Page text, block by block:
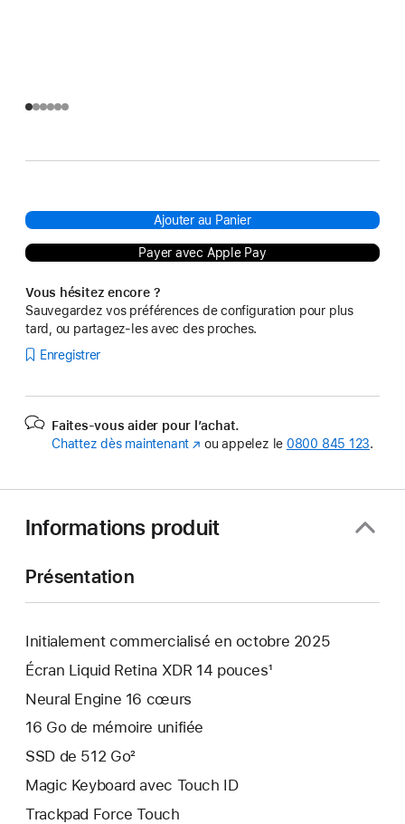
Ajouter au Panier
Payer avec Apple Pay
Vous hésitez encore ?
Sauvegardez vos préférences de configuration pour plus
tard, ou partagez-les avec des proches.
Enregistrer
Faites-vous aider pour l’achat.
Chattez dès maintenant (s’ouvre
ou appelez le 0800 845 123.
Informations produit
Présentation
Initialement commercialisé en octobre 2025
Écran Liquid Retina XDR 14 pouces¹
Neural Engine 16 cœurs
16 Go de mémoire unifiée
SSD de 512 Go²
Magic Keyboard avec Touch ID
Trackpad Force Touch